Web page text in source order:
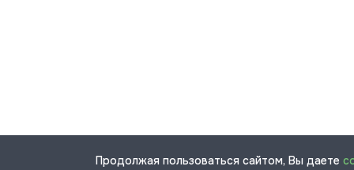
Продолжая пользоваться сайтом, Вы даете